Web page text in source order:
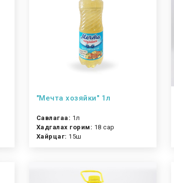
"Мечта хозяйки" 1л
Савлагаа: 1л
Хадгалах горим: 18 сар
Хайрцаг: 15ш